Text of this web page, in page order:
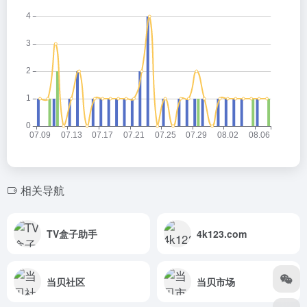
相关导航
TV盒子助手 4k123.com
当贝社区 当贝市场